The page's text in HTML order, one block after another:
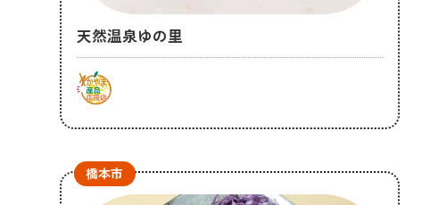
天然温泉ゆの里
橋本市